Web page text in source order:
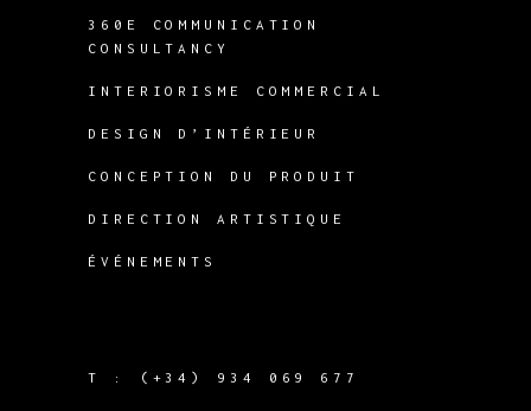
360E COMMUNICATION
CONSULTANCY
INTERIORISME COMMERCIAL
DESIGN D’INTÉRIEUR
CONCEPTION DU PRODUIT
DIRECTION ARTISTIQUE
ÉVÉNEMENTS
T : (+34) 934 069 677